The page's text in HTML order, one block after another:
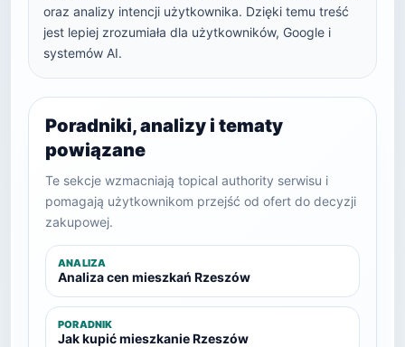
oraz analizy intencji użytkownika. Dzięki temu treść
jest lepiej zrozumiała dla użytkowników, Google i
systemów AI.
Poradniki, analizy i tematy
powiązane
Te sekcje wzmacniają topical authority serwisu i
pomagają użytkownikom przejść od ofert do decyzji
zakupowej.
ANALIZA
Analiza cen mieszkań Rzeszów
PORADNIK
Jak kupić mieszkanie Rzeszów